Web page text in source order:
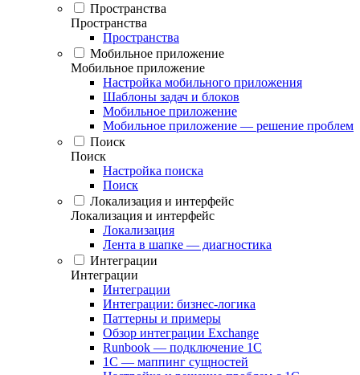
Пространства
Пространства
Пространства
Мобильное приложение
Мобильное приложение
Настройка мобильного приложения
Шаблоны задач и блоков
Мобильное приложение
Мобильное приложение — решение проблем
Поиск
Поиск
Настройка поиска
Поиск
Локализация и интерфейс
Локализация и интерфейс
Локализация
Лента в шапке — диагностика
Интеграции
Интеграции
Интеграции
Интеграции: бизнес-логика
Паттерны и примеры
Обзор интеграции Exchange
Runbook — подключение 1С
1С — маппинг сущностей